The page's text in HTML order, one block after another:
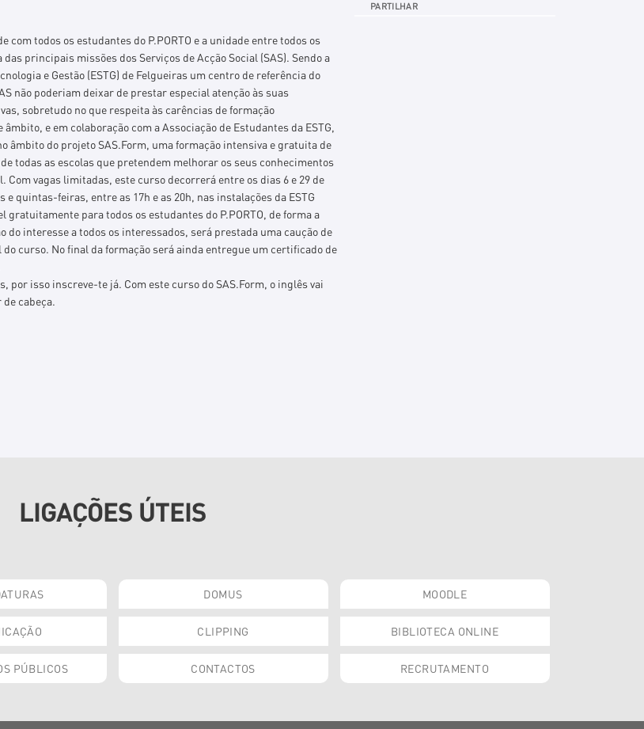
com todos os estudantes do P.PORTO e a unidade entre todos os
das principais missões dos Serviços de Acção Social (SAS). Sendo a
e Gestão (ESTG) de Felgueiras um centro de referência do
não poderiam deixar de prestar especial atenção às suas
sobretudo no que respeita às carências de formação
e em colaboração com a Associação de Estudantes da ESTG,
âmbito do projeto SAS.Form, uma formação intensiva e gratuita de
todas as escolas que pretendem melhorar os seus conhecimentos
Com vagas limitadas, este curso decorrerá entre os dias 6 e 29 de
e quintas-feiras, entre as 17h e as 20h, nas instalações da ESTG
gratuitamente para todos os estudantes do P.PORTO, de forma a
do interesse a todos os interessados, será prestada uma caução de
do curso. No final da formação será ainda entregue um certificado de
por isso inscreve-te já. Com este curso do SAS.Form, o inglês vai
cabeça.
PARTILHAR
LIGAÇÕES ÚTEIS
DOMUS MOODLE
CLIPPING BIBLIOTECA ONLINE
PÚBLICOS CONTACTOS RECRUTAMENTO